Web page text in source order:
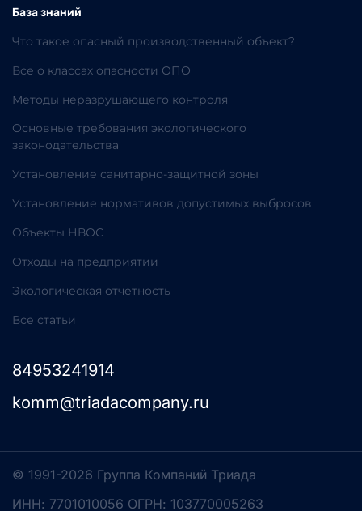
База знаний
Что такое опасный производственный объект?
Все о классах опасности ОПО
Методы неразрушающего контроля
Основные требования экологического
законодательства
Установление санитарно-защитной зоны
Установление нормативов допустимых выбросов
Объекты НВОС
Отходы на предприятии
Экологическая отчетность
Все статьи
84953241914
komm@triadacompany.ru
© 1991-2026 Группа Компаний Триада
ИНН: 7701010056 ОГРН: 103770005263